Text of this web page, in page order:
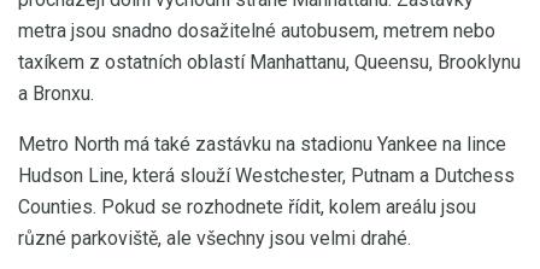
metra jsou snadno dosažitelné autobusem, metrem nebo
taxíkem z ostatních oblastí Manhattanu, Queensu, Brooklynu
a Bronxu.
Metro North má také zastávku na stadionu Yankee na lince
Hudson Line, která slouží Westchester, Putnam a Dutchess
Counties. Pokud se rozhodnete řídit, kolem areálu jsou
různé parkoviště, ale všechny jsou velmi drahé.